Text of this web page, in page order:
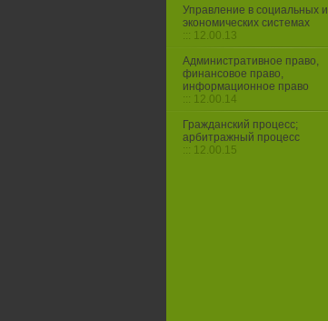
Управление в социальных и
экономических системах
::: 12.00.13
Административное право,
финансовое право,
информационное право
::: 12.00.14
Гражданский процесс;
арбитражный процесс
::: 12.00.15